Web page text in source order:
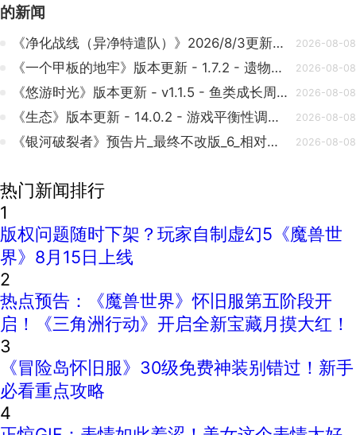
的新闻
《净化战线（异净特遣队）》2026/8/3更新说明 2026-08-08
《一个甲板的地牢》版本更新 - 1.7.2 - 遗物机制优化与多项Bug修复 2026-08-08
《悠游时光》版本更新 - v1.1.5 - 鱼类成长周期优化 2026-08-08
《生态》版本更新 - 14.0.2 - 游戏平衡性调整与Bug修复 2026-08-08
《银河破裂者》预告片_最终不改版_6_相对更好_7_已修复_4_4k.mp4 2026-08-08
热门新闻排行
1
版权问题随时下架？玩家自制虚幻5《魔兽世
界》8月15日上线
2
热点预告：《魔兽世界》怀旧服第五阶段开
启！《三角洲行动》开启全新宝藏月摸大红！
3
《冒险岛怀旧服》30级免费神装别错过！新手
必看重点攻略
4